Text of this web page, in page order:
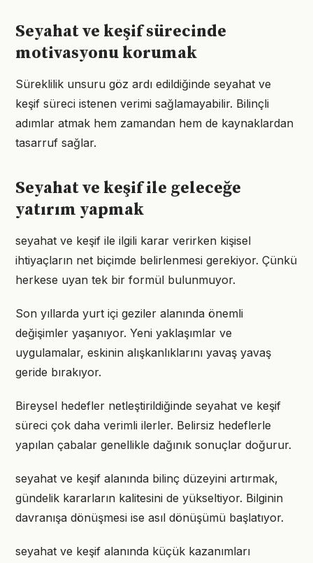
Seyahat ve keşif sürecinde
motivasyonu korumak
Süreklilik unsuru göz ardı edildiğinde seyahat ve
keşif süreci istenen verimi sağlamayabilir. Bilinçli
adımlar atmak hem zamandan hem de kaynaklardan
tasarruf sağlar.
Seyahat ve keşif ile geleceğe
yatırım yapmak
seyahat ve keşif ile ilgili karar verirken kişisel
ihtiyaçların net biçimde belirlenmesi gerekiyor. Çünkü
herkese uyan tek bir formül bulunmuyor.
Son yıllarda yurt içi geziler alanında önemli
değişimler yaşanıyor. Yeni yaklaşımlar ve
uygulamalar, eskinin alışkanlıklarını yavaş yavaş
geride bırakıyor.
Bireysel hedefler netleştirildiğinde seyahat ve keşif
süreci çok daha verimli ilerler. Belirsiz hedeflerle
yapılan çabalar genellikle dağınık sonuçlar doğurur.
seyahat ve keşif alanında bilinç düzeyini artırmak,
gündelik kararların kalitesini de yükseltiyor. Bilginin
davranışa dönüşmesi ise asıl dönüşümü başlatıyor.
seyahat ve keşif alanında küçük kazanımları